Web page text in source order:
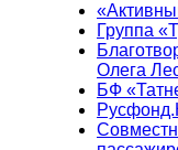
Группа
Олега
БФ